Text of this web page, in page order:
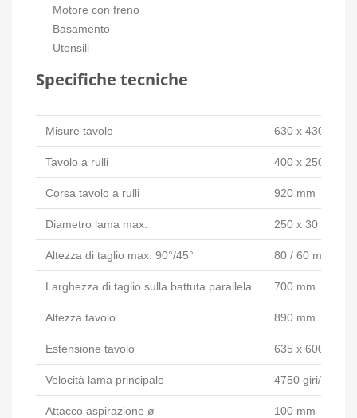
Motore con freno
Basamento
Utensili
Specifiche tecniche
Misure tavolo 630 x 430 mm
Tavolo a rulli 400 x 250 mm
Corsa tavolo a rulli 920 mm
Diametro lama max. 250 x 30 mm
Altezza di taglio max. 90°/45° 80 / 60 mm
Larghezza di taglio sulla battuta parallela 700 mm
Altezza tavolo 890 mm
Estensione tavolo 635 x 600 mm
Velocità lama principale 4750 giri/min
Attacco aspirazione ø 100 mm